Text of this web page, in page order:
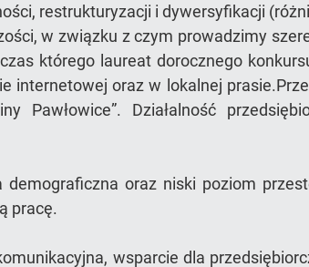
restrukturyzacji i dywersyfikacji
w związku z czym prowadzimy
którego laureat dorocznego
internetowej oraz w lokalnej
Pawłowice”. Działalność
oraz niski poziom
pracę.
wsparcie dla